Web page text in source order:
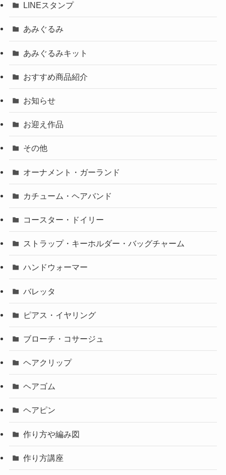
LINEスタンプ
あみぐるみ
あみぐるみキット
おすすめ商品紹介
お知らせ
お迎え作品
その他
オーナメント・ガーランド
カチューム・ヘアバンド
コースター・ドイリー
ストラップ・キーホルダー・バッグチャーム
ハンドウォーマー
バレッタ
ピアス・イヤリング
ブローチ・コサージュ
ヘアクリップ
ヘアゴム
ヘアピン
作り方や編み図
作り方講座